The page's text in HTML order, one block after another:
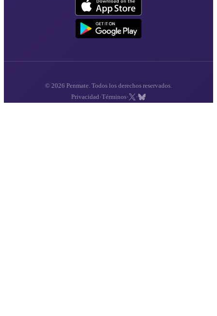
© 2026 Penmate. Todos los derechos reservados.
Privacidad ·Términos· ·